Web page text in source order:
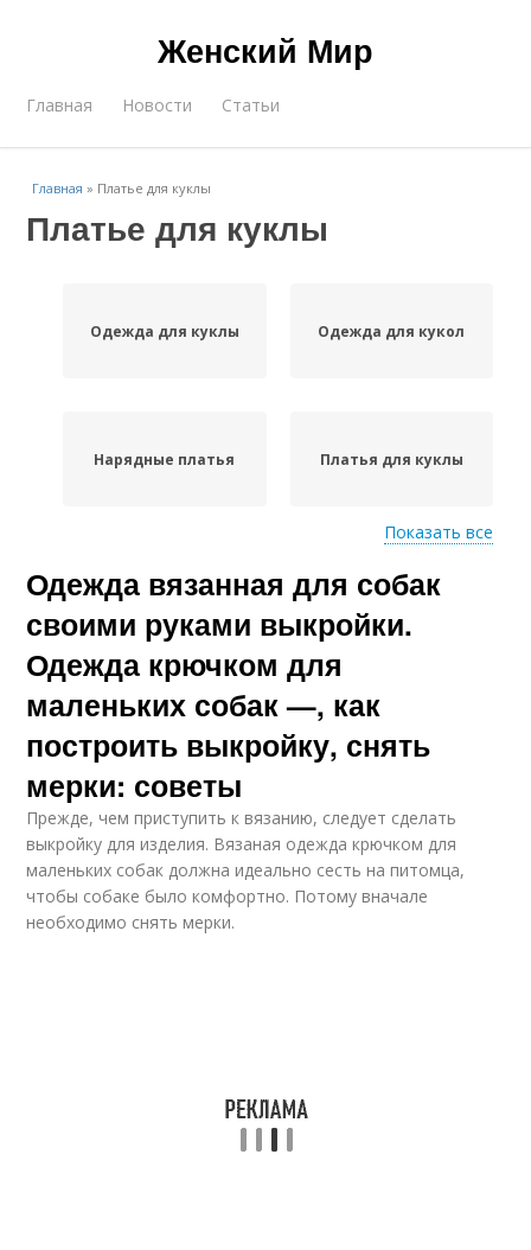
Женский Мир
Главная Новости Статьи
Главная » Платье для куклы
Платье для куклы
Одежда для куклы Одежда для кукол
Нарядные платья Платья для куклы
Крестильное платье Вязаное платье
Крючок для куклы Платья для кукол
Платье для девочки Платья для девочки
Одежды для кукол
Показать все
Одежда вязанная для собак
своими руками выкройки.
Одежда крючком для
маленьких собак —, как
построить выкройку, снять
мерки: советы
Прежде, чем приступить к вязанию, следует сделать
выкройку для изделия. Вязаная одежда крючком для
маленьких собак должна идеально сесть на питомца,
чтобы собаке было комфортно. Потому вначале
необходимо снять мерки.